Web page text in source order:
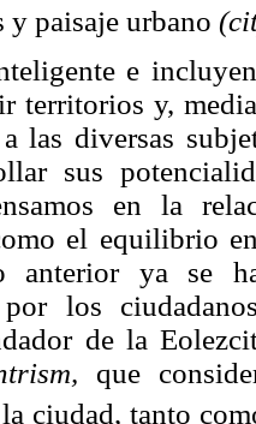
y paisaje urbano
e
territorios y,
las diversas
sus
en la
el equilibrio
anterior ya se
por los
de la
que
ciudad, tanto